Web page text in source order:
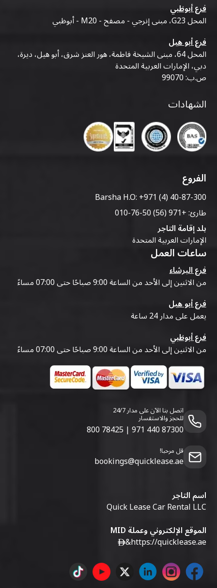
فرع أبوظبي
المحل G23، مبنى إنرجي - مصفح - M20 - أبوظبي
فرع أبو هيل
المحل 64، مبنى الشيخة فاطمة، هور العنز شرق، أبو هيل، ديرة،
دبي، الإمارات العربية المتحدة
ص.ب: 99070
الشهادات
الفروع
Barsha H.O:+971 (4) 40-87-300
طارئ:+971 (56) 50-76-010
بلد إقامة التاجر
الإمارات العربية المتحدة
ساعات العمل
فرع البرشاء
من الاثنين إلى الأحد من الساعة 9:00 صباحًا حتى 07:00 مساءً
فرع أبو هيل
يعمل على مدار 24 ساعة
فرع أبوظبي
من الاثنين إلى الأحد من الساعة 9:00 صباحًا حتى 07:00 مساءً
اتصل بنا الآن على مدار 24/7
للحجز والاستفسار
800 78425 | 971 440 87300
قل مرحبا!
bookings@quicklease.ae
اسم التاجر
Quick Lease Car Rental LLC
الموقع الإلكتروني وعملة MID
https://quicklease.ae
&